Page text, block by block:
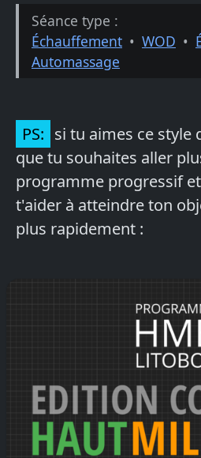
Séance type :
Échauffement • WOD •
Automassage
PS: si tu aimes ce
que tu souhaites aller
programme progressif
t'aider à atteindre ton
plus rapidement :